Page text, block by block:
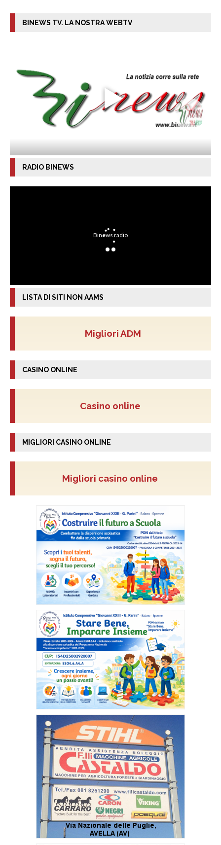
BINEWS TV. LA NOSTRA WEBTV
RADIO BINEWS
LISTA DI SITI NON AAMS
Migliori ADM
CASINO ONLINE
Casino online
MIGLIORI CASINO ONLINE
Migliori casino online